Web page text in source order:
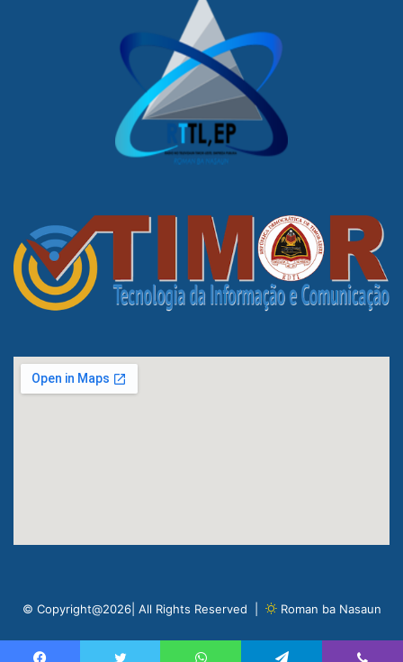
© Copyright@2026| All Rights Reserved | Roman ba Nasaun